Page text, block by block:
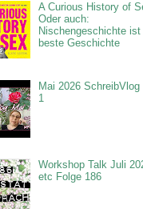
A Curious History of
Oder auch:
Nischengeschichte ist
beste Geschichte
Mai 2026 SchreibVlog
1
Workshop Talk Juli
etc Folge 186